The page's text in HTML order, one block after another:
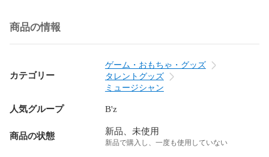
商品の情報
カテゴリー
ゲーム・おもちゃ・グッズ
タレントグッズ
ミュージシャン
人気グループ B'z
商品の状態 新品、未使用
新品で購入し、一度も使用していない